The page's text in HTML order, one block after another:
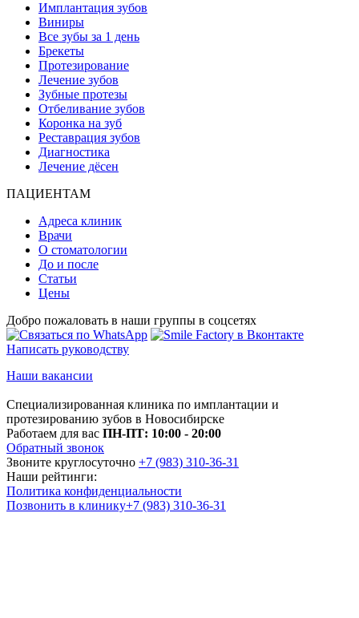
Имплантация зубов
Виниры
Все зубы за 1 день
Брекеты
Протезирование
Лечение зубов
Зубные протезы
Отбеливание зубов
Коронка на зуб
Реставрация зубов
Диагностика
Лечение дёсен
ПАЦИЕНТАМ
Адреса клиник
Врачи
О стоматологии
До и после
Статьи
Цены
Добро пожаловать в наши группы в соцсетях
Написать руководству
Наши вакансии
Специализированная клиника по имплантации и
протезированию зубов в Новосибирске
Работаем для вас ПН-ПТ: 10:00 - 20:00
Обратный звонок
Звоните круглосуточно +7 (983) 310-36-31
Наши рейтинги:
Политика конфиденциальности
Позвонить в клинику+7 (983) 310-36-31